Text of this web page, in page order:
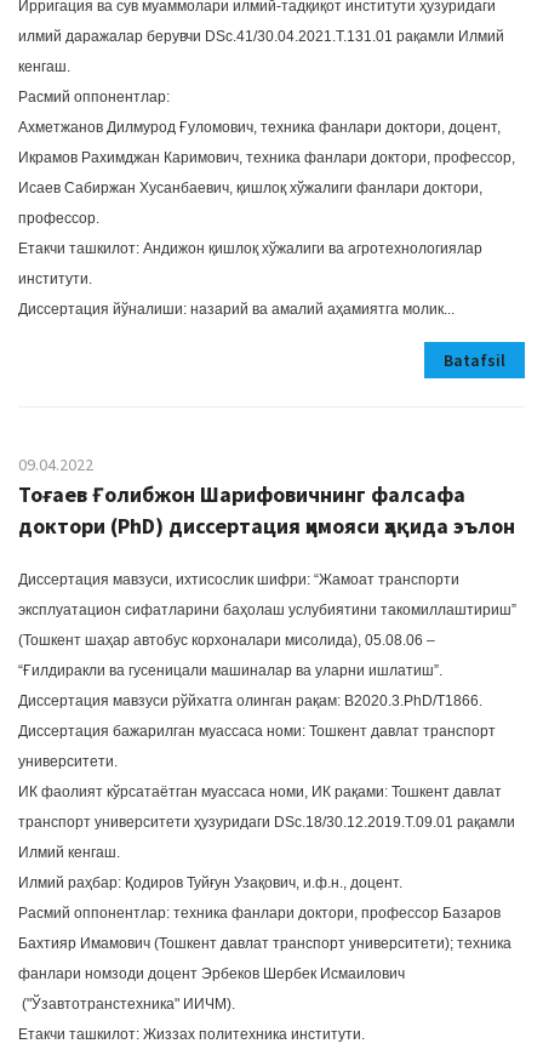
Ирригация ва сув муаммолари илмий-тадқиқот институти ҳузуридаги
илмий даражалар берувчи DSc.41/30.04.2021.T.131.01 рақамли Илмий
кенгаш.
Расмий оппонентлар:
Ахметжанов Дилмурод Ғуломович, техника фанлари доктори, доцент,
Икрамов Рахимджан Каримович, техника фанлари доктори, профессор,
Исаев Сабиржан Хусанбаевич, қишлоқ хўжалиги фанлари доктори,
профессор.
Етакчи ташкилот: Андижон қишлоқ хўжалиги ва агротехнологиялар
институти.
Диссертация йўналиши: назарий ва амалий аҳамиятга молик...
Batafsil
09.04.2022
Тоғаев Ғолибжон Шарифовичнинг фалсафа
доктори (PhD) диссертация ҳимояси ҳақида эълон
Диссертация мавзуси, ихтисослик шифри: “Жамоат транспорти
эксплуатацион сифатларини баҳолаш услубиятини такомиллаштириш”
(Тошкент шаҳар автобус корхоналари мисолида), 05.08.06 –
“Ғилдиракли ва гусеницали машиналар ва уларни ишлатиш”.
Диссертация мавзуси рўйхатга олинган рақам: В2020.3.PhD/Т1866.
Диссертация бажарилган муассаса номи: Тошкент давлат транспорт
университети.
ИК фаолият кўрсатаётган муассаса номи, ИК рақами: Тошкент давлат
транспорт университети ҳузуридаги DSc.18/30.12.2019.T.09.01 рақамли
Илмий кенгаш.
Илмий раҳбар: Қодиров Туйғун Узақович, и.ф.н., доцент.
Расмий оппонентлар: техника фанлари доктори, профессор Базаров
Бахтияр Имамович (Тошкент давлат транспорт университети); техника
фанлари номзоди доцент Эрбеков Шербек Исмаилович
("Ўзавтотранстехника" ИИЧМ).
Етакчи ташкилот: Жиззах политехника институти.